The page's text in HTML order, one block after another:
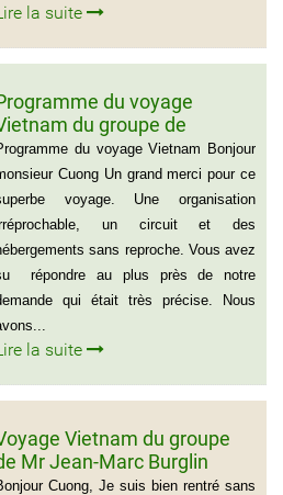
la suite
du voyage
du groupe de
et Mr Jean Marie
du voyage Vietnam Bonjour
Cuong Un grand merci pour ce
voyage. Une organisation
un circuit et des
sans reproche. Vous avez
répondre au plus près de notre
qui était très précise. Nous
la suite
Vietnam du groupe
Mr Jean-Marc Burglin
de 9 personnes)
Cuong, Je suis bien rentré sans